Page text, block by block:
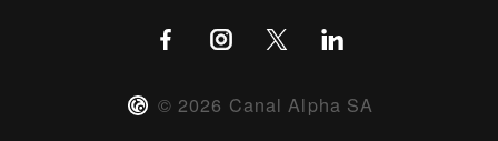
© 2026 Canal Alpha SA